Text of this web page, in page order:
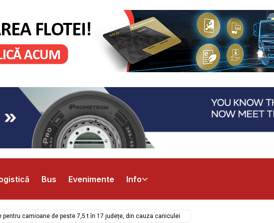
Bus Evenimente Info
pentru camioane de peste 7,5 t în 17 județe, din cauza caniculei